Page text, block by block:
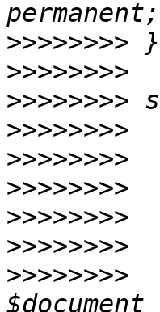
>>>>>>>>
>>>>>>>>
>>>>>>>>
>>>>>>>>
>>>>>>>>
>>>>>>>>
>>>>>>>>
>>>>>>>>
>>>>>>>>